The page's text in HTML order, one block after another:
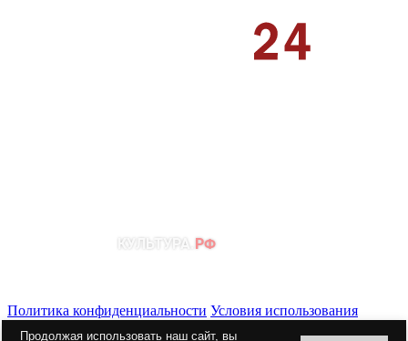
Политика конфиденциальности Условия использования
Продолжая использовать наш сайт, вы